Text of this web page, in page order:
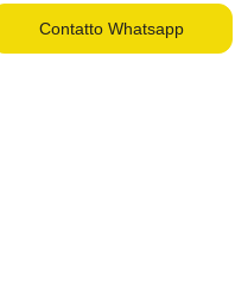
Contatto Whatsapp